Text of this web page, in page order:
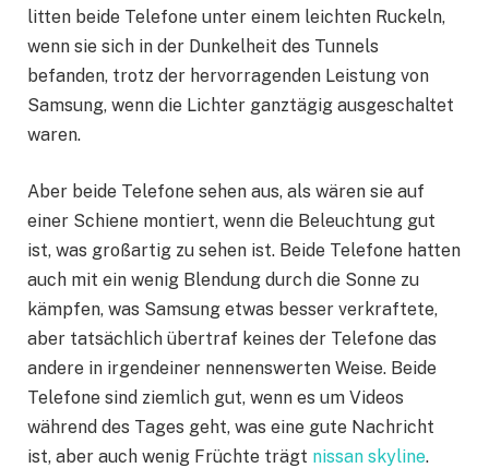
litten beide Telefone unter einem leichten Ruckeln,
wenn sie sich in der Dunkelheit des Tunnels
befanden, trotz der hervorragenden Leistung von
Samsung, wenn die Lichter ganztägig ausgeschaltet
waren.
Aber beide Telefone sehen aus, als wären sie auf
einer Schiene montiert, wenn die Beleuchtung gut
ist, was großartig zu sehen ist. Beide Telefone hatten
auch mit ein wenig Blendung durch die Sonne zu
kämpfen, was Samsung etwas besser verkraftete,
aber tatsächlich übertraf keines der Telefone das
andere in irgendeiner nennenswerten Weise. Beide
Telefone sind ziemlich gut, wenn es um Videos
während des Tages geht, was eine gute Nachricht
ist, aber auch wenig Früchte trägt nissan skyline.